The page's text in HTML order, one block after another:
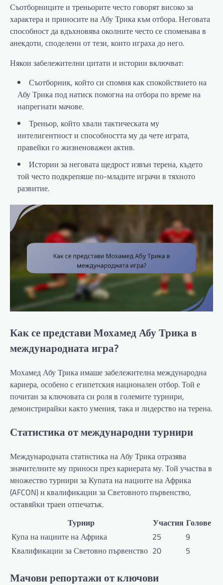
Съотборниците и треньорите често говорят високо за
характера и приносите на Абу Трика към отбора. Неговата
способност да вдъхновява околните често се споменава в
анекдоти, споделени от тези, които играха до него.
Някои забележителни цитати и истории включват:
Съотборник, който си спомня как спокойствието на
Абу Трика под натиск помогна на отбора по време на
напрегнати мачове.
Треньор, който хвали тактическата му
интелигентност и способността му да чете играта,
правейки го жизненоважен актив.
Истории за неговата щедрост извън терена, където
той често подкрепяше по-младите играчи в тяхното
развитие.
Как се представи Мохамед Абу Трика в
международната игра?
Мохамед Абу Трика имаше забележителна международна
кариера, особено с египетския национален отбор. Той е
почитан за ключовата си роля в големите турнири,
демонстрирайки както умения, така и лидерство на терена.
Статистика от международни турнири
Международната статистика на Абу Трика отразява
значителните му приноси през кариерата му. Той участва в
множество турнири за Купата на нациите на Африка
(AFCON) и квалификации за Световното първенство,
оставяйки траен отпечатък.
Турнир
Участия Голове
Купа на нациите на Африка
25
9
Квалификации за Световно първенство 20 5
Мачови репортажи от ключови